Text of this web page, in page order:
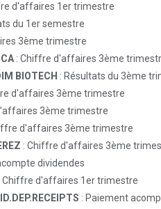
d'affaires 1er trimestre
du 1er semestre
3ème trimestre
: Chiffre d'affaires 3ème
BIOTECH : Résultats du 3ème
d'affaires 3ème trimestre
3ème trimestre
d'affaires 3ème trimestre
: Chiffre d'affaires 3ème
dividendes
Chiffre d'affaires 1er trimestre
: Paiement